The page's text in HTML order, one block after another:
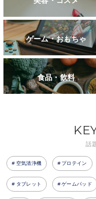
ゲーム・おもちゃ
食品・飲料
話
空気清浄機 プロテイン
タブレット ゲームパッド